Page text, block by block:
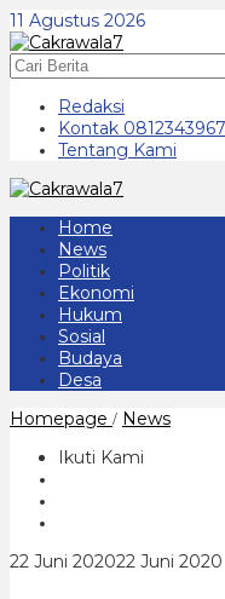
Lewati
ke
konten
11 Agustus 2026
Redaksi
Kontak
Tentang Kami
Home
News
Politik
Ekonomi
Hukum
Sosial
Budaya
Desa
Homepage / NewsWaspada
Masih
Ikuti Kami
22 Juni 202022 Juni 2020